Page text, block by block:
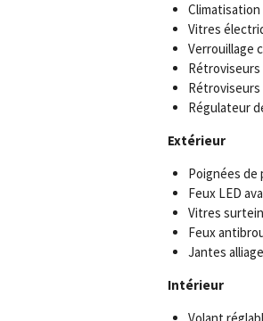
Vitres
Verrouillage
Régulateur
Extérieur
Poignées de
Feux LED
Vitres
Feux
Jantes
Intérieur